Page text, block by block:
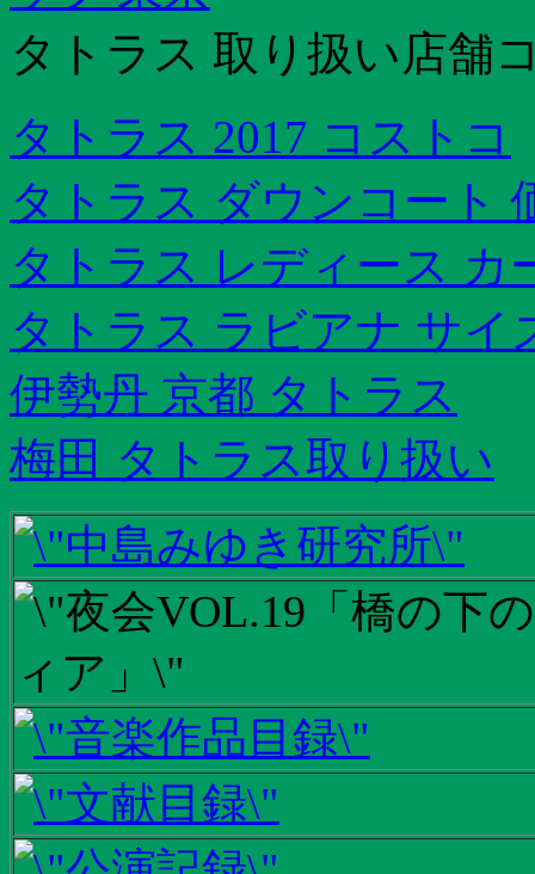
タトラス 取り扱い店舗
タトラス 2017 コストコ
タトラス ダウンコート
タトラス レディース カ
タトラス ラビアナ サイ
伊勢丹 京都 タトラス
梅田 タトラス取り扱い